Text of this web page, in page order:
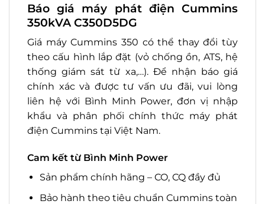
Báo giá máy phát điện Cummins
350kVA C350D5DG
Giá máy Cummins 350 có thể thay đổi tùy
theo cấu hình lắp đặt (vỏ chống ồn, ATS, hệ
thống giám sát từ xa,…). Để nhận báo giá
chính xác và được tư vấn ưu đãi, vui lòng
liên hệ với Bình Minh Power, đơn vị nhập
khẩu và phân phối chính thức máy phát
điện Cummins tại Việt Nam.
Cam kết từ Bình Minh Power
Sản phẩm chính hãng – CO, CQ đầy đủ
Bảo hành theo tiêu chuẩn Cummins toàn